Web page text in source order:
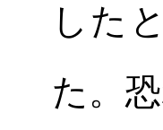
した
た。